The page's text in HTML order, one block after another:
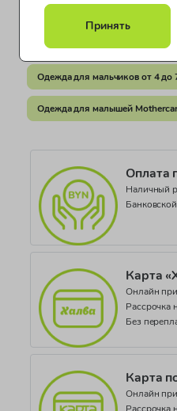
Бангладеш
Документ о соответствии
Коллекция
CORE ESSENTIALS
Одежда для мальчиков от 1 до 2
Одежда для мальчиков от 2 до
Одежда для мальчиков от 4 до
Одежда для малышей
Оплата
Наличный
Карта
Онлайн
Рассрочка
Без
Карта
Онлайн
Принять